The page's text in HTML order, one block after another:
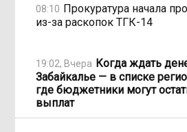
08:10 Прокуратура начала
из-за раскопок ТГК-14
19:02, Вчера Когда ждать
Забайкалье — в списке
где бюджетники могут
выплат